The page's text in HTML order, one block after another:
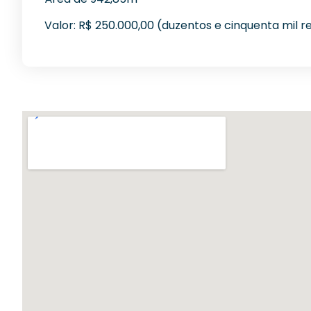
Valor: R$ 250.000,00 (duzentos e cinquenta mil